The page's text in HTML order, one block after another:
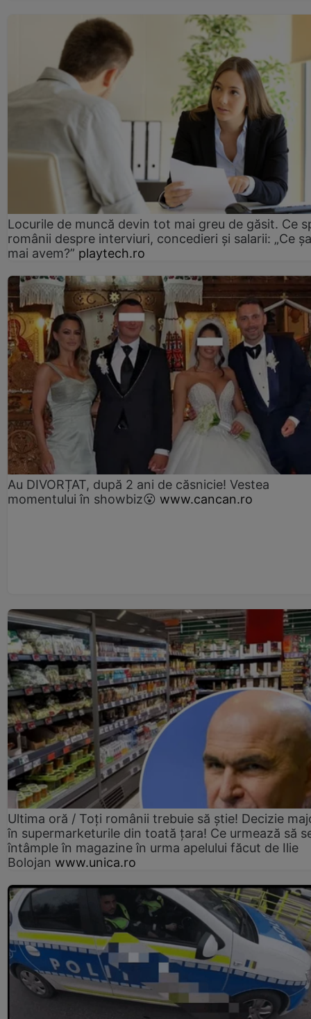
Locurile de muncă devin tot mai greu de găsit. Ce
românii despre interviuri, concedieri și salarii: „Ce
mai avem?” playtech.ro
Au DIVORȚAT, după 2 ani de căsnicie! Vestea
momentului în showbiz😮 www.cancan.ro
Ultima oră / Toți românii trebuie să știe! Decizie
în supermarketurile din toată țara! Ce urmează să
întâmple în magazine în urma apelului făcut de Ilie
Bolojan www.unica.ro